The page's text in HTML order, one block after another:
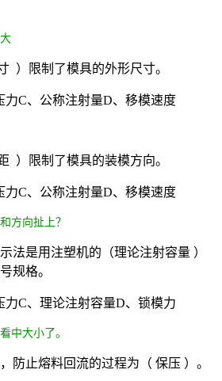
）限制了模具的外形尺寸。
力C、公称注射量D、移模速度
）限制了模具的装模方向。
力C、公称注射量D、移模速度
方向扯上？
法是用注塑机的（理论注射容量 ）
规格。
C、理论注射容量D、锁模力
中大小了。
防止熔料回流的过程为（ 保压 ）。